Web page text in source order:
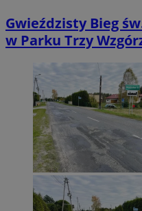
Gwieździsty Bieg
w Parku Trzy